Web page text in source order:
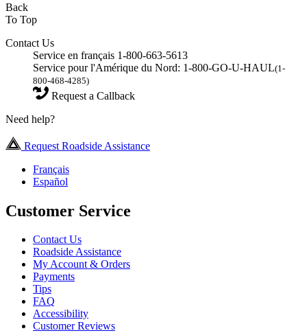
Back
To Top
Contact Us
Service en français 1-800-663-5613
Service pour l'Amérique du Nord: 1-800-GO-U-HAUL(1-
800-468-4285)
Request a Callback
Need help?
Request Roadside Assistance
Français
Español
Customer Service
Contact Us
Roadside Assistance
My Account & Orders
Payments
Tips
FAQ
Accessibility
Customer Reviews